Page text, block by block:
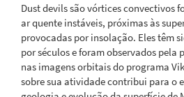
Dust devils são vórtices convectivos
ar quente instáveis, próximas às
provocadas por insolação. Eles têm
por séculos e foram observados pela
nas imagens orbitais do programa
sobre sua atividade contribui para o